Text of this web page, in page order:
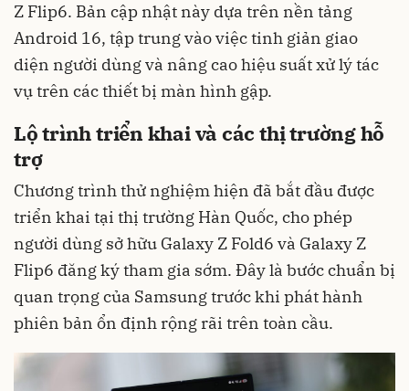
Z Flip6. Bản cập nhật này dựa trên nền tảng
Android 16, tập trung vào việc tinh giản giao
diện người dùng và nâng cao hiệu suất xử lý tác
vụ trên các thiết bị màn hình gập.
Lộ trình triển khai và các thị trường hỗ
trợ
Chương trình thử nghiệm hiện đã bắt đầu được
triển khai tại thị trường Hàn Quốc, cho phép
người dùng sở hữu Galaxy Z Fold6 và Galaxy Z
Flip6 đăng ký tham gia sớm. Đây là bước chuẩn bị
quan trọng của Samsung trước khi phát hành
phiên bản ổn định rộng rãi trên toàn cầu.